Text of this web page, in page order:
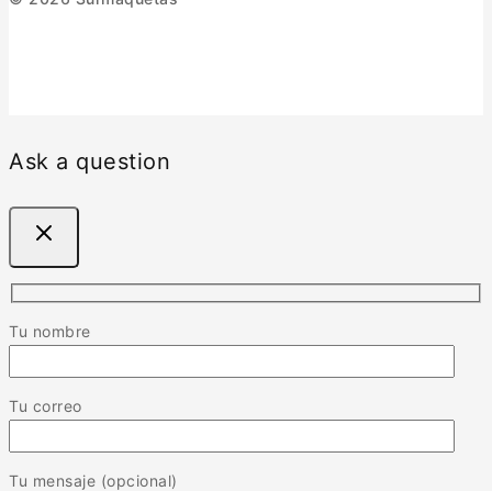
Ask a question
Tu nombre
Tu correo
Tu mensaje (opcional)